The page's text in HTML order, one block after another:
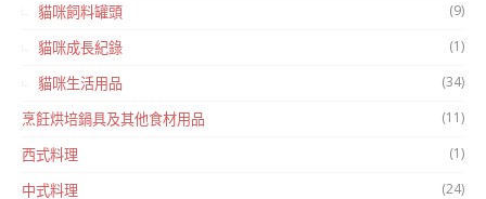
貓咪飼料罐頭 (9)
貓咪成長紀錄 (1)
貓咪生活用品 (34)
烹飪烘培鍋具及其他食材用品 (11)
西式料理 (1)
中式料理 (24)